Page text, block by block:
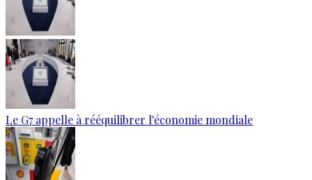
Le G7 appelle à rééquilibrer l'économie mondiale